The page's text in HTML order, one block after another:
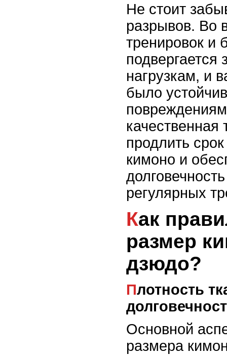
Не стоит
разрывов. Во
тренировок и
подвергается
нагрузкам, и
было
качественная
продлить
кимоно и
регулярных
Как правильно выбрать
размер
дзюдо?
Плотность ткани и
Основной
размера